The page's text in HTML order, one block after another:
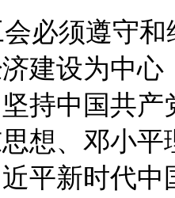
必须遵守
建设为中
持中国共
想、邓小平
平新时代